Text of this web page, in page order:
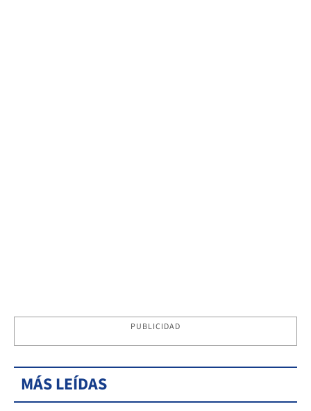
PUBLICIDAD
MÁS LEÍDAS